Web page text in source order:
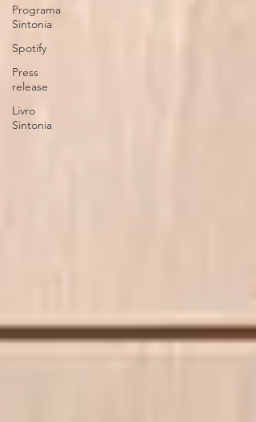
Programa
Sintonia
Spotify
Press
release
Livro
Sintonia